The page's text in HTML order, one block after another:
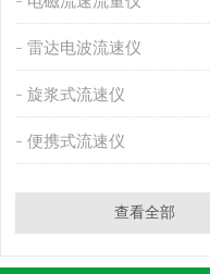
雷达电波流速仪
旋浆式流速仪
便携式流速仪
查看全部